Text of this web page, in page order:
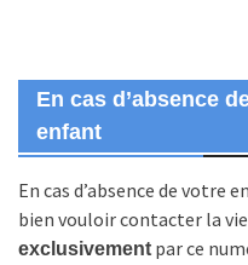
En cas d’absence
enfant
En cas d’absence de votre
bien vouloir contacter la
exclusivement par ce